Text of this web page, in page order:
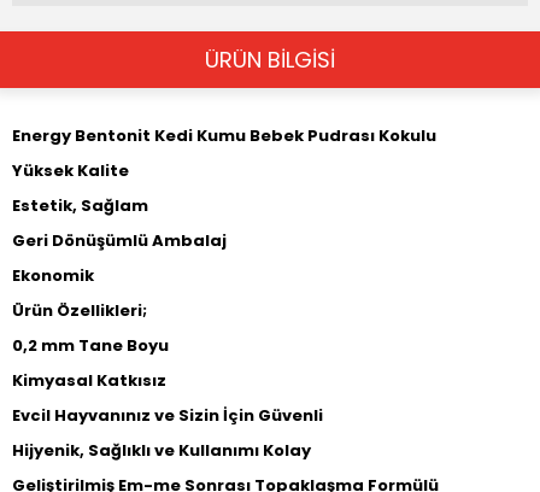
ÜRÜN BİLGİSİ
Energy Bentonit Kedi Kumu Bebek Pudrası Kokulu
Yüksek Kalite
Estetik, Sağlam
Geri Dönüşümlü Ambalaj
Ekonomik
Ürün Özellikleri;
0,2 mm Tane Boyu
Kimyasal Katkısız
Evcil Hayvanınız ve Sizin İçin Güvenli
Hijyenik, Sağlıklı ve Kullanımı Kolay
Geliştirilmiş Em-me Sonrası Topaklaşma Formülü